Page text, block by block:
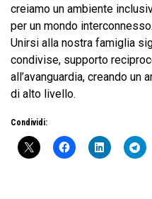
creiamo un ambiente
per un mondo interconnesso.
Unirsi alla nostra famiglia
condivise, supporto
all’avanguardia, creando
di alto livello.
Condividi: